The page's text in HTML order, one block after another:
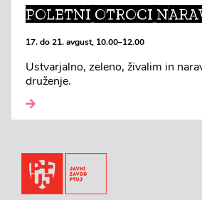
POLETNI OTROCI
17. do 21. avgust, 10.00–12.00
Ustvarjalno, zeleno, živalim in
druženje.